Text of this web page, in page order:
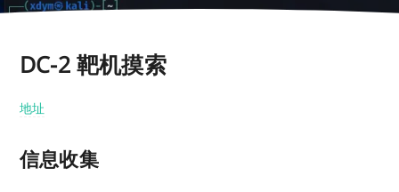
DC-2 靶机摸索
地址
信息收集